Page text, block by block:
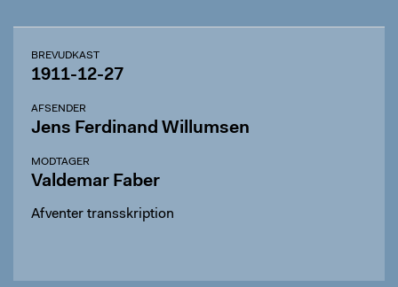
BREVUDKAST
1911-12-27
AFSENDER
Jens Ferdinand Willumsen
MODTAGER
Valdemar Faber
Afventer transskription